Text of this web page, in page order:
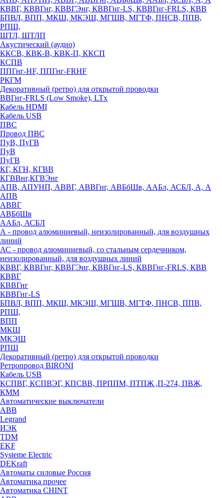
КВВГ, КВВГнг, КВВГЭнг, КВВГнг-LS, КВВГнг-FRLS, КВВ
БПВЛ, ВПП, МКШ, МКЭШ, МГШВ, МГТФ, ПНСВ, ППВ,
РПШ,
ШТЛ, ШТЛП
Акустический (аудио)
ККСВ, КВК-В, КВК-П, ККСП
КСПВ
ППГнг-HF, ППГнг-FRHF
РКГМ
Декоративный (ретро) для открытой проводки
ВВГнг-FRLS (Low Smoke), LTx
Кабель HDMI
Кабель USB
ПВС
Провод ПВС
ПуВ, ПуГВ
ПуВ
ПуГВ
КГ, КГН, КГВВ
КГВВнг,КГВЭнг
АПВ, АПУНП, АВВГ, АВВГнг, АВБбШв, ААБл, АСБЛ, А, А
АПВ
АВВГ
АВБбШв
ААБл, АСБЛ
А - провод алюминиевый, неизолированный, для воздушных
линий
АС - провод алюминиевый, со стальным сердечником,
неизолированный, для воздушных линий
КВВГ, КВВГнг, КВВГЭнг, КВВГнг-LS, КВВГнг-FRLS, КВВ
КВВГ
КВВГнг
КВВГнг-LS
БПВЛ, ВПП, МКШ, МКЭШ, МГШВ, МГТФ, ПНСВ, ППВ,
РПШ,
ВПП
МКШ
МКЭШ
РПШ
Декоративный (ретро) для открытой проводки
Ретропровод BIRONI
Кабель USB
КСПВГ, КСПВЭГ, КПСВВ, ПРППМ, ПТПЖ ,П-274, ПВЖ,
КММ
Автоматические выключатели
ABB
Legrand
ИЭК
TDM
EKF
Systeme Electric
DEKraft
Автоматы силовые Россия
Автоматика прочее
Автоматика CHINT